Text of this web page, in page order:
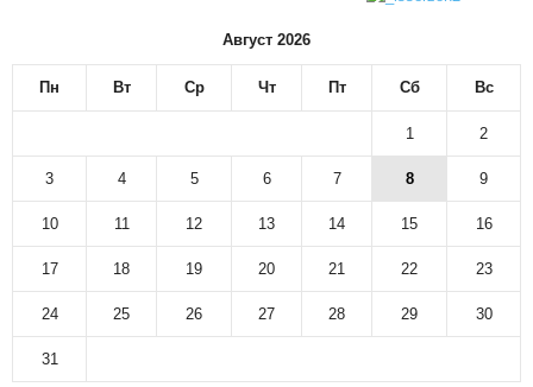
Август 2026
Пн Вт Ср Чт Пт Сб Вс
1 2
3 4 5 6 7 8 9
10 11 12 13 14 15 16
17 18 19 20 21 22 23
24 25 26 27 28 29 30
31